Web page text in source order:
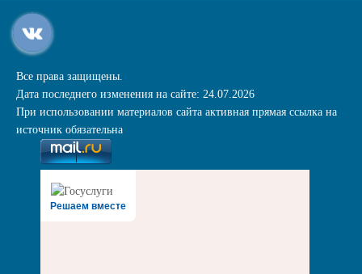
Все права защищены.
Дата последнего изменения на сайте: 24.07.2026
При использовании материалов сайта активная прямая ссылка на
источник обязательна
Решаем вместе